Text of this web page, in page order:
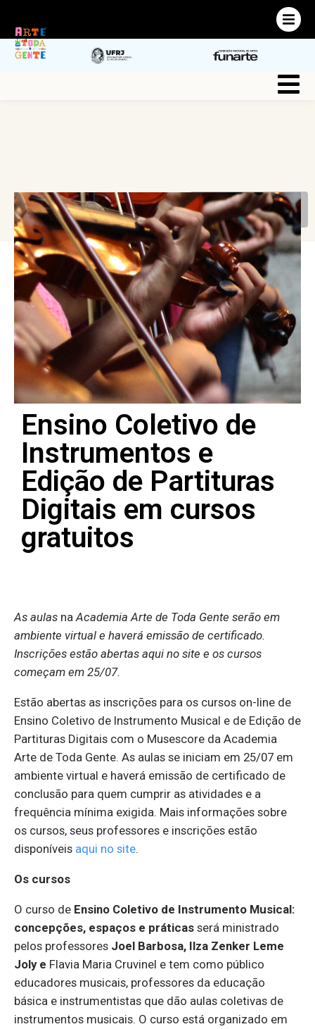
VOLTAR
Ensino Coletivo de
Instrumentos e
Edição de Partituras
Digitais em cursos
gratuitos
As aulas naAcademia Arte de Toda Gente serão em
ambiente virtual e haverá emissão de certificado.
Inscrições estão abertas aqui no site e os cursos
começam em 25/07.
Estão abertas as inscrições para os cursos on-line de
Ensino Coletivo de Instrumento Musical e de Edição de
Partituras Digitais com o Musescore da Academia
Arte de Toda Gente. As aulas se iniciam em 25/07 em
ambiente virtual e haverá emissão de certificado de
conclusão para quem cumprir as atividades e a
frequência mínima exigida. Mais informações sobre
os cursos, seus professores e inscrições estão
disponíveis aqui no site.
Os cursos
O curso de Ensino Coletivo de Instrumento Musical:
concepções, espaços e práticas será ministrado
pelos professores Joel Barbosa, Ilza Zenker Leme
Joly e Flavia Maria Cruvinel e tem como público
educadores musicais, professores da educação
básica e instrumentistas que dão aulas coletivas de
instrumentos musicais. O curso está organizado em